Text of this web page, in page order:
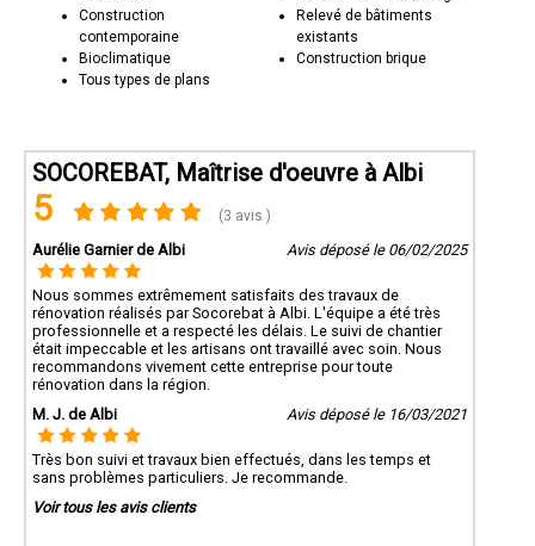
Construction
contemporaine
Bioclimatique
Tous types de plans
Relevé de bâtiments
existants
Construction brique
SOCOREBAT, Maîtrise d'oeuvre à Albi
5 (3 avis )
Aurélie Garnier de Albi Avis déposé le 06/02/2025
Nous sommes extrêmement satisfaits des travaux de
rénovation réalisés par Socorebat à Albi. L'équipe a été très
professionnelle et a respecté les délais. Le suivi de chantier
était impeccable et les artisans ont travaillé avec soin. Nous
recommandons vivement cette entreprise pour toute
rénovation dans la région.
M. J. de Albi
Avis déposé le 16/03/2021
Très bon suivi et travaux bien effectués, dans les temps et
sans problèmes particuliers. Je recommande.
Voir tous les avis clients